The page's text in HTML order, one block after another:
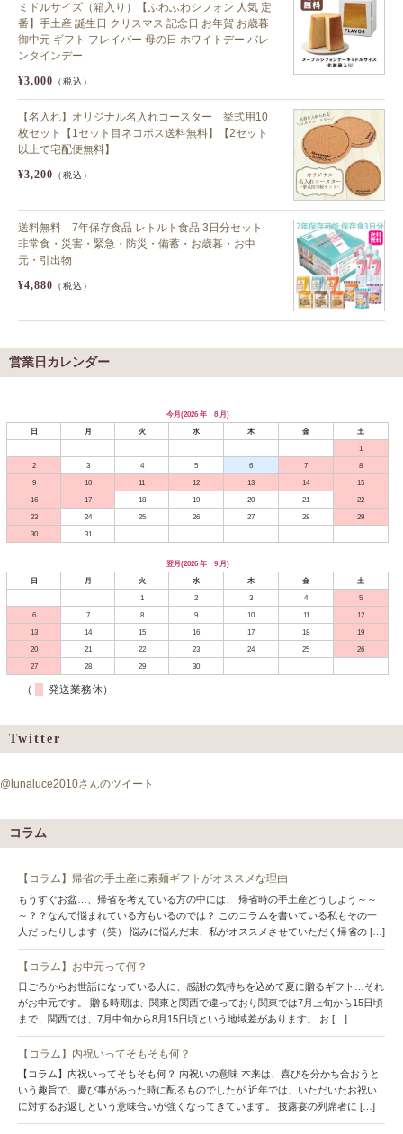
ミドルサイズ（箱入り）【ふわふわシフォン 人気 定
番】手土産 誕生日 クリスマス 記念日 お年賀 お歳暮
御中元 ギフト フレイバー 母の日 ホワイトデー バレ
ンタインデー
¥3,000 （税込）
【名入れ】オリジナル名入れコースター 挙式用10
枚セット【1セット目ネコポス送料無料】【2セット
以上で宅配便無料】
¥3,200 （税込）
送料無料 7年保存食品 レトルト食品 3日分セット
非常食・災害・緊急・防災・備蓄・お歳暮・お中
元・引出物
¥4,880 （税込）
営業日カレンダー
今月(2026 年 8 月)
日
月 火 水 木 金
土
1
2
3 4 5 6 7
8
9
10 11 12 13 14
15
16
17 18 19 20 21
22
23
24 25 26 27 28
29
30
31
翌月(2026 年 9 月)
日
月 火 水 木 金
土
1
2 3 4
5
6
7 8 9 10 11
12
13
14 15 16 17 18
19
20
21 22 23 24 25
26
27
28 29 30
（ 発送業務休）
Twitter
@lunaluce2010さんのツイート
コラム
【コラム】帰省の手土産に素麺ギフトがオススメな理由
もうすぐお盆…、帰省を考えている方の中には、 帰省時の手土産どうしよう～～
～？？なんて悩まれている方もいるのでは？ このコラムを書いている私もその一
人だったりします（笑） 悩みに悩んだ末、私がオススメさせていただく帰省の […]
【コラム】お中元って何？
日ごろからお世話になっている人に、感謝の気持ちを込めて夏に贈るギフト…それ
がお中元です。 贈る時期は、関東と関西で違っており関東では7月上旬から15日頃
まで、関西では、7月中旬から8月15日頃という地域差があります。 お […]
【コラム】内祝いってそもそも何？
【コラム】内祝いってそもそも何？ 内祝いの意味 本来は、喜びを分かち合おうと
いう趣旨で、慶び事があった時に配るものでしたが 近年では、いただいたお祝い
に対するお返しという意味合いが強くなってきています。 披露宴の列席者に […]